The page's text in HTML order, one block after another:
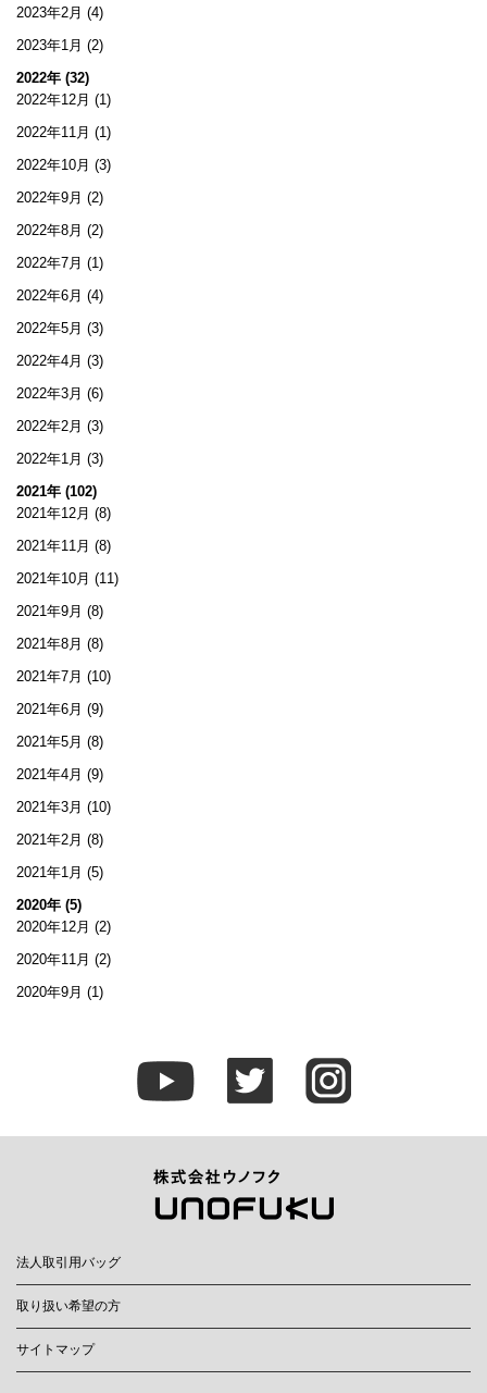
2023年2月 (4)
2023年1月 (2)
2022年 (32)
2022年12月 (1)
2022年11月 (1)
2022年10月 (3)
2022年9月 (2)
2022年8月 (2)
2022年7月 (1)
2022年6月 (4)
2022年5月 (3)
2022年4月 (3)
2022年3月 (6)
2022年2月 (3)
2022年1月 (3)
2021年 (102)
2021年12月 (8)
2021年11月 (8)
2021年10月 (11)
2021年9月 (8)
2021年8月 (8)
2021年7月 (10)
2021年6月 (9)
2021年5月 (8)
2021年4月 (9)
2021年3月 (10)
2021年2月 (8)
2021年1月 (5)
2020年 (5)
2020年12月 (2)
2020年11月 (2)
2020年9月 (1)
法人取引用バッグ
取り扱い希望の方
サイトマップ